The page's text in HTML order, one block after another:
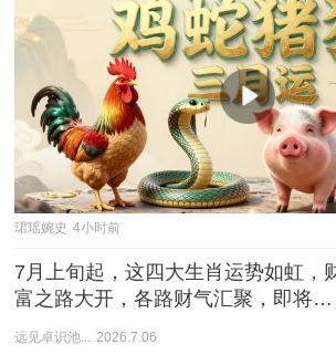
珺瑶婉史 4小时前
7月上旬起，这四大生肖运势如虹，
富之路大开，各路财气汇聚，即将迎
远见卓识池... 2026.7.06